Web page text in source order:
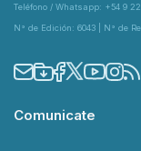
Teléfono / Whatsapp: +54 9
N° de Edición: 6043 | N° de
Comunicate